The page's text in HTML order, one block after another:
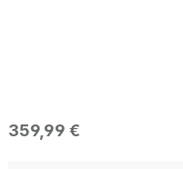
White Design Bündchen
abgesetzt komplett
Regulärer Preis:
359,99 €